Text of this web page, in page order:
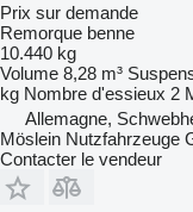
Prix sur demande
Remorque benne
10.440 kg
Volume 8,28 m³
kg Nombre d'essieux 2
Allemagne,
Möslein Nutzfahrzeuge
Contacter le vendeur